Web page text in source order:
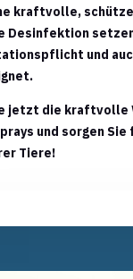
kraftvolle,
Desinfektion
und
jetzt die kraftvolle
und sorgen
Tiere!